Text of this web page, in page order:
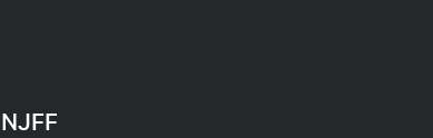
NJFF